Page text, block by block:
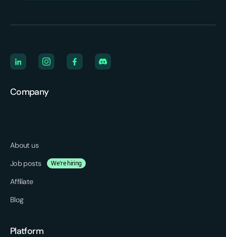
Company
About us
Job posts
We're hiring
Affiliate
Blog
Platform